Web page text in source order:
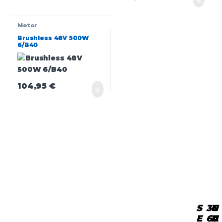
Motor
Brushless 48V 500W
6/B40
104,95€
3
6
S
E
C
A
N
U